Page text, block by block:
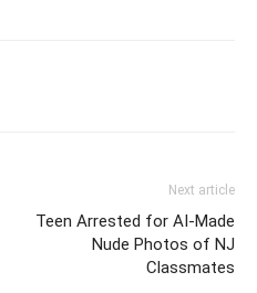
Next article
Teen Arrested for AI-Made
Nude Photos of NJ
Classmates